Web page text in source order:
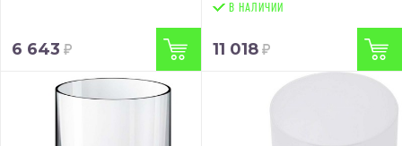
6 643
В НАЛИЧИИ
11 018